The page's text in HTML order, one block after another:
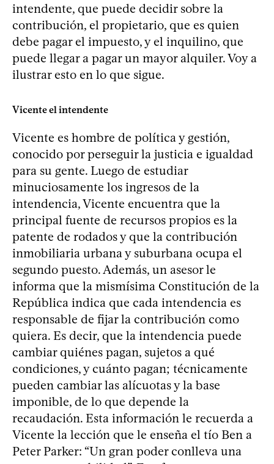
intendente, que puede decidir sobre la
contribución, el propietario, que es quien
debe pagar el impuesto, y el inquilino, que
puede llegar a pagar un mayor alquiler. Voy a
ilustrar esto en lo que sigue.
Vicente el intendente
Vicente es hombre de política y gestión,
conocido por perseguir la justicia e igualdad
para su gente. Luego de estudiar
minuciosamente los ingresos de la
intendencia, Vicente encuentra que la
principal fuente de recursos propios es la
patente de rodados y que la contribución
inmobiliaria urbana y suburbana ocupa el
segundo puesto. Además, un asesor le
informa que la mismísima Constitución de la
República indica que cada intendencia es
responsable de fijar la contribución como
quiera. Es decir, que la intendencia puede
cambiar quiénes pagan, sujetos a qué
condiciones, y cuánto pagan; técnicamente
pueden cambiar las alícuotas y la base
imponible, de lo que depende la
recaudación. Esta información le recuerda a
Vicente la lección que le enseña el tío Ben a
Peter Parker: “Un gran poder conlleva una